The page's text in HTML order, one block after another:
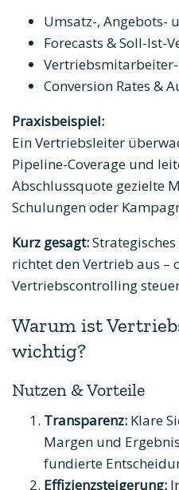
Umsatz-, Angebots-
Forecasts & Soll-Ist-
Conversion Rates &
Praxisbeispiel:
Ein Vertriebsleiter
Pipeline-Coverage und
Abschlussquote gezielte
Schulungen oder
Kurz gesagt:
richtet den Vertrieb aus –
Vertriebscontrolling
Warum ist
wichtig?
Nutzen & Vorteile
Transparenz: Klare
Margen und
fundierte
Effizienzsteigerung: